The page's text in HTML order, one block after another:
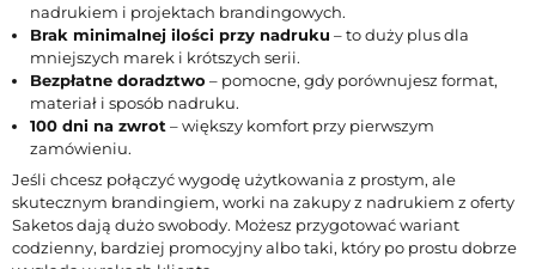
nadrukiem i projektach brandingowych.
Brak minimalnej ilości przy nadruku – to duży plus dla
mniejszych marek i krótszych serii.
Bezpłatne doradztwo – pomocne, gdy porównujesz format,
materiał i sposób nadruku.
100 dni na zwrot – większy komfort przy pierwszym
zamówieniu.
Jeśli chcesz połączyć wygodę użytkowania z prostym, ale
skutecznym brandingiem, worki na zakupy z nadrukiem z oferty
Saketos dają dużo swobody. Możesz przygotować wariant
codzienny, bardziej promocyjny albo taki, który po prostu dobrze